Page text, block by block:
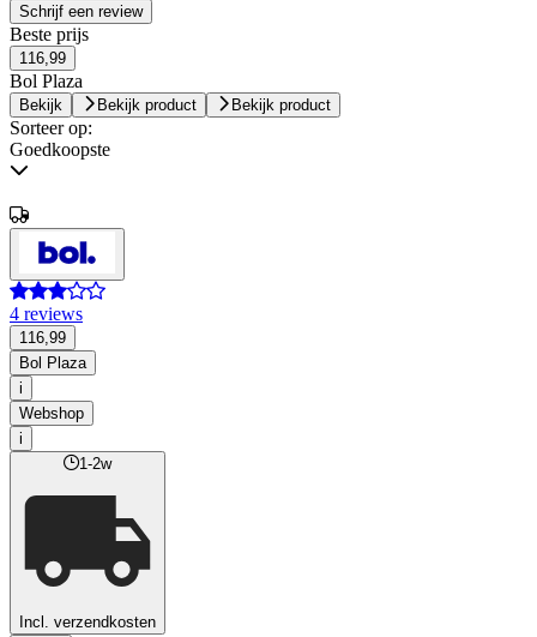
Schrijf een review
Beste prijs
116,99
Bol Plaza
Bekijk Bekijk product Bekijk product
Sorteer op:
Goedkoopste
4 reviews
116,99
Bol Plaza
i
Webshop
i
1-2w
Incl. verzendkosten